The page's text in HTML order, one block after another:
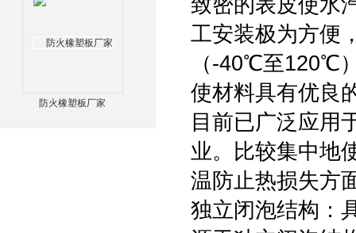
防火橡塑板厂家
致密的表皮使水
工安装极为方便
（-40℃至120℃
使材料具有优良
目前已广泛应用
业。比较集中地
温防止热损失方
独立闭泡结构：